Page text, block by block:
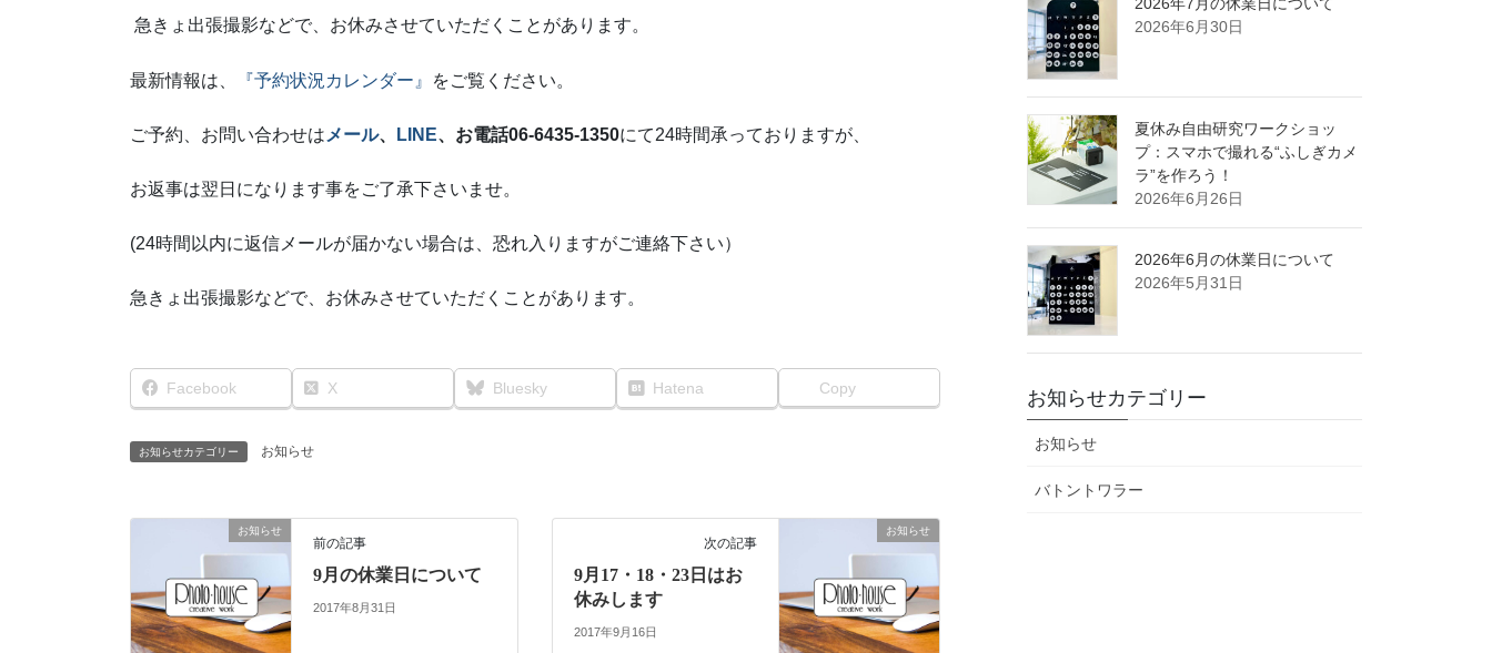
急きょ出張撮影などで、お休みさせていただくことがあります。
最新情報は、 『予約状況カレンダー』 をご覧ください。
ご予約、お問い合わせは メール、 LINE、お電話06-6435-1350にて24時間承っておりますが、
お返事は翌日になります事をご了承下さいませ。
(24時間以内に返信メールが届かない場合は、恐れ入りますがご連絡下さい）
急きょ出張撮影などで、お休みさせていただくことがあります。
Facebook X Bluesky Hatena Copy
お知らせカテゴリー お知らせ
お知らせ
前の記事
9月の休業日について
2017年8月31日
お知らせ
次の記事
9月17・18・23日はお
休みします
2017年9月16日
2026年6月30日
夏休み自由研究ワークショッ
プ：スマホで撮れる“ふしぎカメ
ラ”を作ろう！
2026年6月26日
2026年6月の休業日について
2026年5月31日
お知らせカテゴリー
お知らせ
バトントワラー